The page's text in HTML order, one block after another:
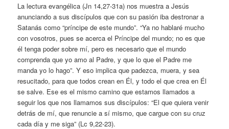
La lectura evangélica (Jn 14,27-31a) nos muestra a Jesús
anunciando a sus discípulos que con su pasión iba destronar a
Satanás como “príncipe de este mundo”. “Ya no hablaré mucho
con vosotros, pues se acerca el Príncipe del mundo; no es que
él tenga poder sobre mí, pero es necesario que el mundo
comprenda que yo amo al Padre, y que lo que el Padre me
manda yo lo hago”. Y eso implica que padezca, muera, y sea
resucitado, para que todos crean en Él, y todo el que crea en Él
se salve. Ese es el mismo camino que estamos llamados a
seguir los que nos llamamos sus discípulos: “El que quiera venir
detrás de mí, que renuncie a sí mismo, que cargue con su cruz
cada día y me siga” (Lc 9,22-23).